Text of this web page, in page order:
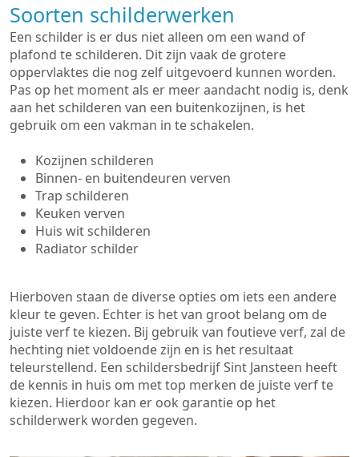
Soorten schilderwerken
Een schilder is er dus niet alleen om een wand of
plafond te schilderen. Dit zijn vaak de grotere
oppervlaktes die nog zelf uitgevoerd kunnen worden.
Pas op het moment als er meer aandacht nodig is, denk
aan het schilderen van een buitenkozijnen, is het
gebruik om een vakman in te schakelen.
Kozijnen schilderen
Binnen- en buitendeuren verven
Trap schilderen
Keuken verven
Huis wit schilderen
Radiator schilder
Hierboven staan de diverse opties om iets een andere
kleur te geven. Echter is het van groot belang om de
juiste verf te kiezen. Bij gebruik van foutieve verf, zal de
hechting niet voldoende zijn en is het resultaat
teleurstellend. Een schildersbedrijf Sint Jansteen heeft
de kennis in huis om met top merken de juiste verf te
kiezen. Hierdoor kan er ook garantie op het
schilderwerk worden gegeven.